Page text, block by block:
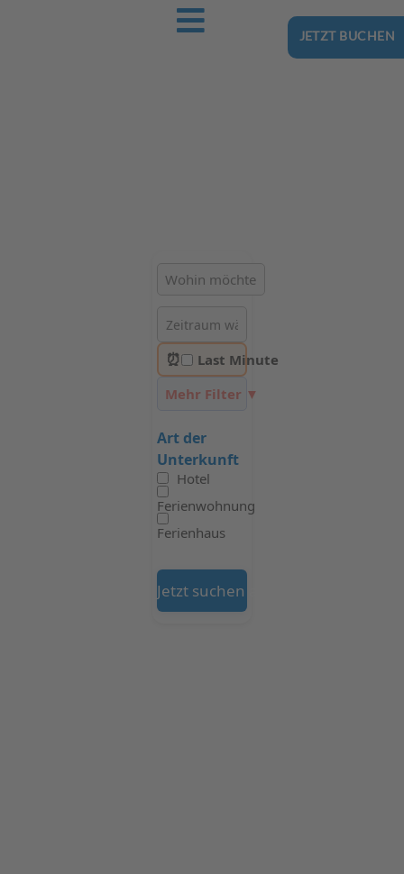
JETZT BUCHEN
⏰
Last Minute
Mehr Filter ▼
Art der
Unterkunft
Hotel
Ferienwohnung
Ferienhaus
Jetzt suchen auf Booking.com